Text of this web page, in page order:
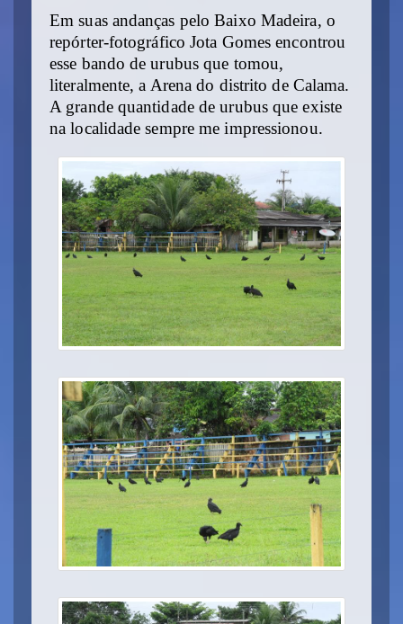
Em suas andanças pelo Baixo Madeira, o
repórter-fotográfico Jota Gomes encontrou
esse bando de urubus que tomou,
literalmente, a Arena do distrito de Calama.
A grande quantidade de urubus que existe
na localidade sempre me impressionou.